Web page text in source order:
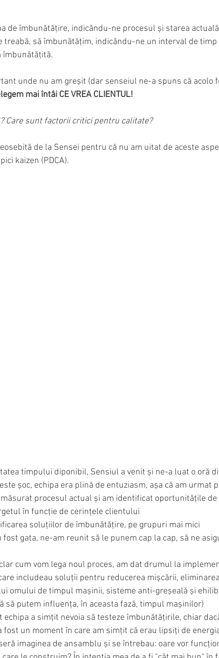
de îmbunătățire, indicându-ne procesul și starea
treabă, să îmbunătățim, indicându-ne un interval de
îmbunătățită.
unde nu am greșit (dar senseiul ne-a spuns că
mai întâi CE VREA CLIENTUL!
Care sunt factorii critici pentru calitate?
de la Sensei pentru că nu am uitat de aceste
kaizen (PDCA).
timpului diponibil, Sensiul a venit și ne-a luat o oră
șoc, echipa era plină de entuziasm, așa că am urmat
procesul actual și am identificat oportunitățile
în funcție de cerințele clientului
soluțiilor de îmbunătățire, pe grupuri mai mici
gata, ne-am reunit să le punem cap la cap, să ne
cum vom lega noul proces, am dat drumul la
includeau soluții pentru reducerea mișcării,
omului de timpul mașinii, sisteme anti-greșeală și
să putem influența, în aceasta fază, timpul mașinilor)
echipa a simțit nevoia să testeze îmbunătățirile, chiar
fost un moment în care am simțit că erau lipsiți de
imaginea de ansamblu și se întrebau: oare vor